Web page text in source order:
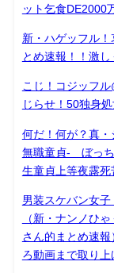
ット乞食DE2000
新・ハゲッフル！
とめ速報！！激し
こじ！コジッフ
じらせ！50独身
何だ！何が？真
無職童貞- ぼっち
生童貞上等夜露死
男装スケバン女子
（新・ナンノひ
さん的まとめ速
ろ動画まで取り上